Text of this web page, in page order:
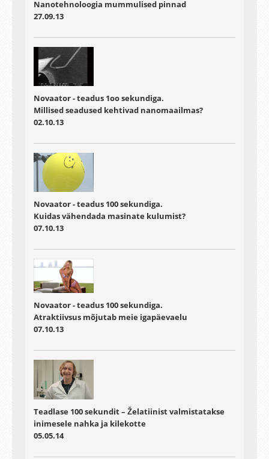
Nanotehnoloogia mummulised pinnad
27.09.13
Novaator - teadus 1oo sekundiga.
Millised seadused kehtivad nanomaailmas?
02.10.13
Novaator - teadus 100 sekundiga.
Kuidas vähendada masinate kulumist?
07.10.13
Novaator - teadus 100 sekundiga.
Atraktiivsus mõjutab meie igapäevaelu
07.10.13
Teadlase 100 sekundit – Želatiinist valmistatakse
inimesele nahka ja kilekotte
05.05.14